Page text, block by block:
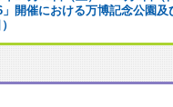
」開催における万博記念公園